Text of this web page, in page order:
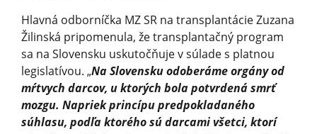
Hlavná odborníčka MZ SR na transplantácie Zuzana
Žilinská pripomenula, že transplantačný program
sa na Slovensku uskutočňuje v súlade s platnou
legislatívou. „Na Slovensku odoberáme orgány od
mŕtvych darcov, u ktorých bola potvrdená smrť
mozgu. Napriek princípu predpokladaného
súhlasu, podľa ktorého sú darcami všetci, ktorí